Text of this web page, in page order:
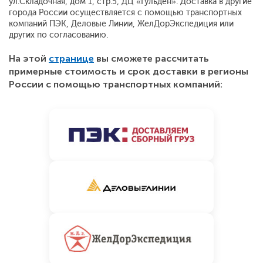
города России осуществляется с помощью транспортных
компаний ПЭК, Деловые Линии, ЖелДорЭкспедиция или
других по согласованию.
На этой странице вы сможете рассчитать
примерные стоимость и срок доставки в регионы
России с помощью транспортных компаний: